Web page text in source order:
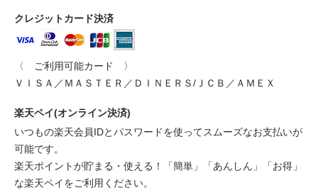
クレジットカード決済
〈 ご利用可能カード 〉
ＶＩＳＡ／ＭＡＳＴＥＲ／ＤＩＮＥＲＳ/ＪＣＢ／ＡＭＥＸ
楽天ペイ(オンライン決済)
いつもの楽天会員IDとパスワードを使ってスムーズなお支払いが
可能です。
楽天ポイントが貯まる・使える！「簡単」「あんしん」「お得」
な楽天ペイをご利用ください。